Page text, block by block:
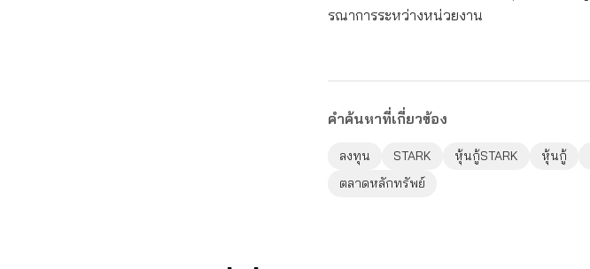
รณาการระหว่างหน่วยงาน
คำค้นหาที่เกี่ยวข้อง
ลงทุน STARK หุ้นกู้STARK หุ้นกู้
ตลาดหลักทรัพย์